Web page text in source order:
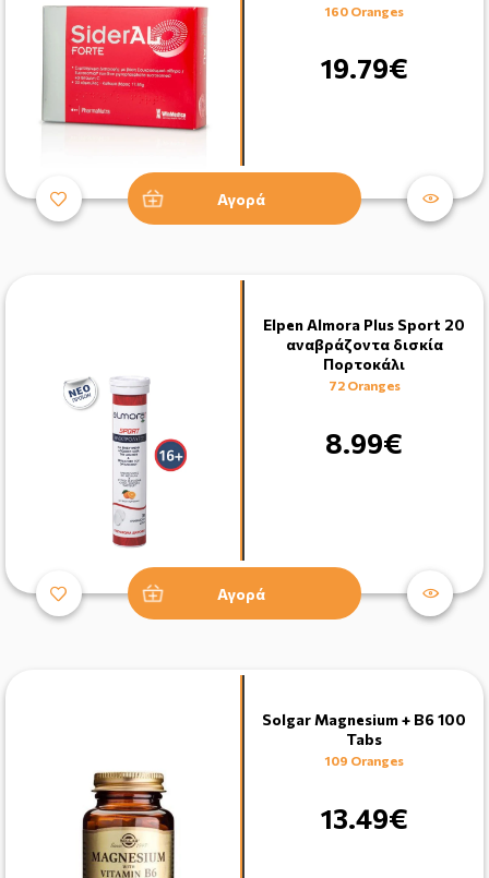
160 Oranges
19.79€
Αγορά
Elpen Almora Plus Sport 20
αναβράζοντα δισκία
Πορτοκάλι
72 Oranges
8.99€
Αγορά
Solgar Magnesium + B6 100
Tabs
109 Oranges
13.49€